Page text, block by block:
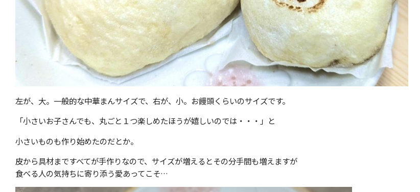
左が、大。一般的な中華まんサイズで、右が、小。お饅頭くらいのサイズです。
「小さいお子さんでも、丸ごと１つ楽しめたほうが嬉しいのでは・・・」と
小さいものも作り始めたのだとか。
皮から具材まですべてが手作りなので、サイズが増えるとその分手間も増えますが
食べる人の気持ちに寄り添う愛あってこそ…